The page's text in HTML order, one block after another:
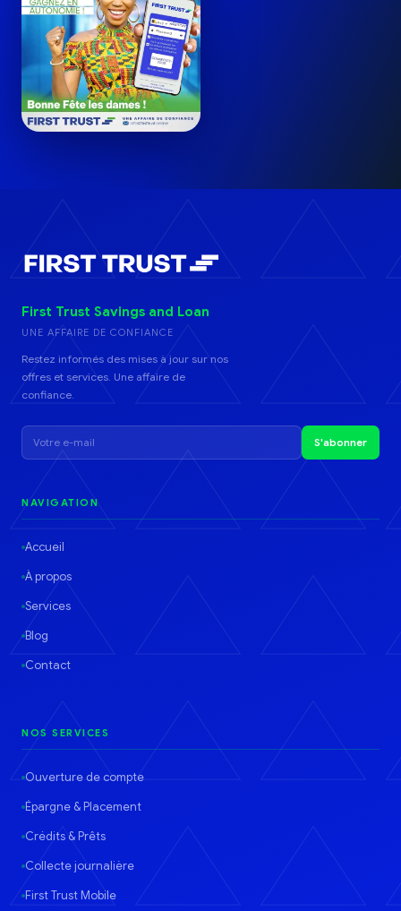
First Trust Savings and Loan
UNE AFFAIRE DE CONFIANCE
Restez informés des mises à jour sur nos
offres et services. Une affaire de
confiance.
S'abonner
NAVIGATION
Accueil
À propos
Services
Blog
Contact
NOS SERVICES
Ouverture de compte
Épargne & Placement
Crédits & Prêts
Collecte journalière
First Trust Mobile